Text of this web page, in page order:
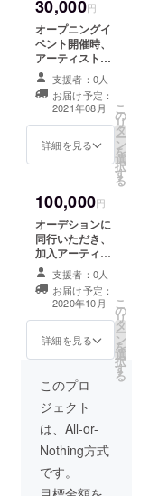
30,000円
オープニングイ
ベント開催時、
アーティスト様
とのサイン入り
ツーショット
チェキのご提
供。 オープニン
グイベントは、
2021年8月ごろ
費、宿泊費につ
きましては、実
費でお願いいた
します。
支援者：0人
お届け予定：
2021年08月
詳細を見る
こ
の
リ
タ
ー
ン
を
選
択
す
る
100,000円
オーデションに
同行いただき、
加入アーティス
ト様の選定のお
手伝いをしてい
ただきます。
支援者：0人
お届け予定：
2020年10月
詳細を見る
こ
の
リ
タ
ー
ン
を
選
択
す
る
このプロ
ジェクト
は、All-or-
Nothing方式
です。